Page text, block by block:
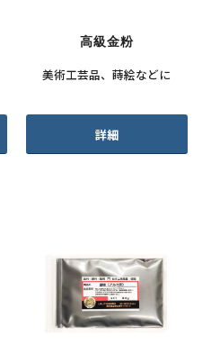
高級金粉
美術工芸品、蒔絵などに
詳細